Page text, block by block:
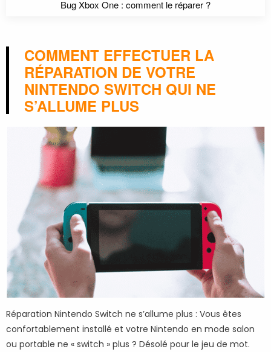
Bug Xbox One : comment le réparer ?
COMMENT EFFECTUER LA
RÉPARATION DE VOTRE
NINTENDO SWITCH QUI NE
S’ALLUME PLUS
Réparation Nintendo Switch ne s’allume plus : Vous êtes
confortablement installé et votre Nintendo en mode salon
ou portable ne « switch » plus ? Désolé pour le jeu de mot.